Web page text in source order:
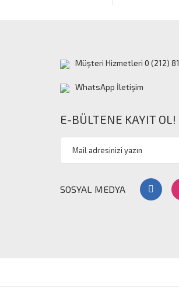
Müşteri Hizmetleri 0 (212)
WhatsApp İletişim
E-BÜLTENE KAYIT OL!
SOSYAL MEDYA